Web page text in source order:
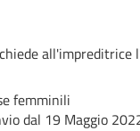
all'impreditrice
femminili
dal 19 Maggio